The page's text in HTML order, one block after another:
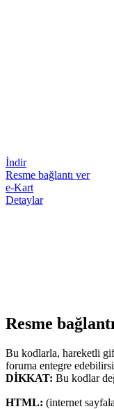
İndir
Resme bağlantı ver
e-Kart
Detaylar
Resme
Bu kodlarla, hareketli
foruma entegre
DİKKAT: Bu kodlar
HTML: (internet